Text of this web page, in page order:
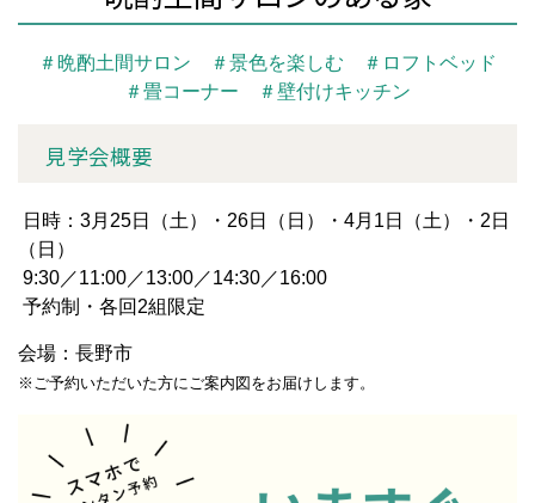
＃晩酌土間サロン ＃景色を楽しむ ＃ロフトベッド
＃畳コーナー ＃壁付けキッチン
見学会概要
日時：3月25日（土）・26日（日）・4月1日（土）・2日
（日）
9:30／11:00／13:00／14:30／16:00
予約制・各回2組限定
会場：長野市
※ご予約いただいた方にご案内図をお届けします。